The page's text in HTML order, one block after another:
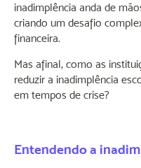
inadimplência anda de
criando um desafio
financeira.
Mas afinal, como as
reduzir a inadimplência
em tempos de crise?
Entendendo a